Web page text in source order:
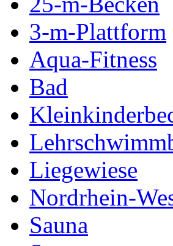
3-m-Plattform
Aqua-Fitness
Bad
Liegewiese
Nordrhein-
Sauna